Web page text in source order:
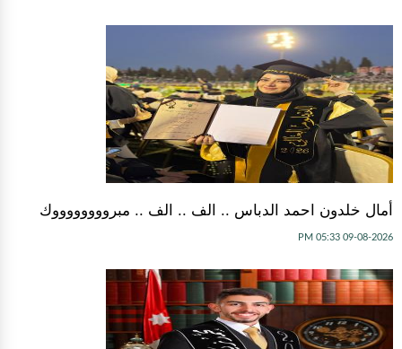
أمال خلدون احمد الدباس .. الف .. الف .. مبرووووووووك
09-08-2026 05:33 PM